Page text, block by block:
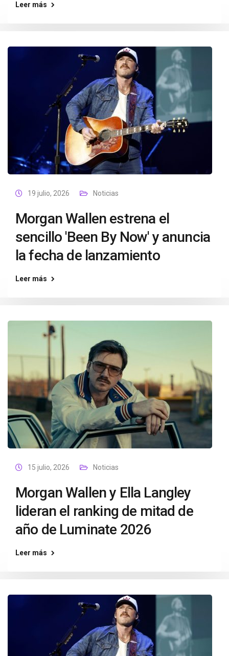
Leer más
19 julio, 2026 Noticias
Morgan Wallen estrena el
sencillo 'Been By Now' y anuncia
la fecha de lanzamiento
Leer más
15 julio, 2026 Noticias
Morgan Wallen y Ella Langley
lideran el ranking de mitad de
año de Luminate 2026
Leer más